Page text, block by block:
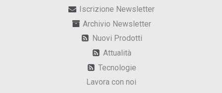
Iscrizione Newsletter
Archivio Newsletter
Nuovi Prodotti
Attualità
Tecnologie
Lavora con noi